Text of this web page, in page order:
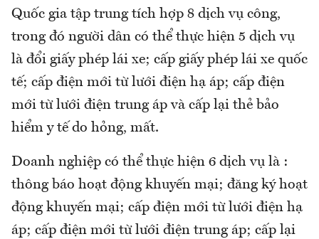
Quốc gia tập trung tích hợp 8 dịch vụ công,
trong đó người dân có thể thực hiện 5 dịch vụ
là đổi giấy phép lái xe; cấp giấy phép lái xe quốc
tế; cấp điện mới từ lưới điện hạ áp; cấp điện
mới từ lưới điện trung áp và cấp lại thẻ bảo
hiểm y tế do hỏng, mất.
Doanh nghiệp có thể thực hiện 6 dịch vụ là :
thông báo hoạt động khuyến mại; đăng ký hoạt
động khuyến mại; cấp điện mới từ lưới điện hạ
áp; cấp điện mới từ lưới điện trung áp; cấp lại